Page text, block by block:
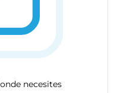
necesites